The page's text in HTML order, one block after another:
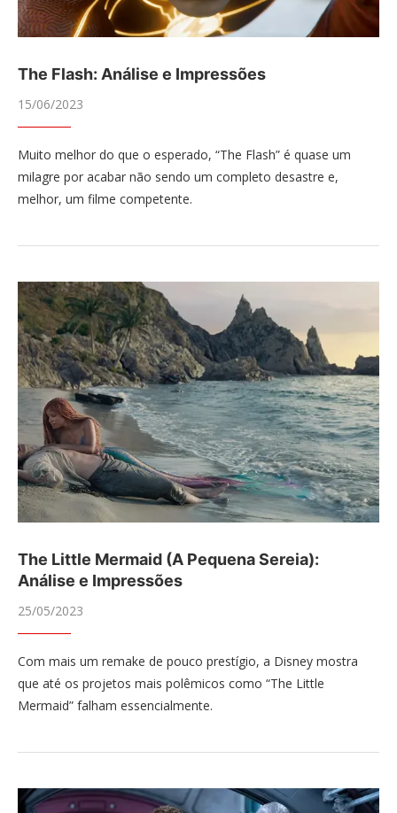
The Flash: Análise e Impressões
15/06/2023
Muito melhor do que o esperado, “The Flash” é quase um
milagre por acabar não sendo um completo desastre e,
melhor, um filme competente.
The Little Mermaid (A Pequena Sereia):
Análise e Impressões
25/05/2023
Com mais um remake de pouco prestígio, a Disney mostra
que até os projetos mais polêmicos como “The Little
Mermaid” falham essencialmente.